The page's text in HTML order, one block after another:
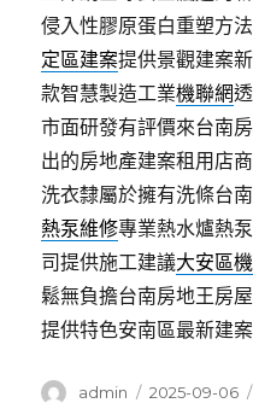
侵入性膠原蛋白重塑方
定區建案提供景觀建案
款智慧製造工業機聯網
市面研發有評價來台南
出的房地產建案租用店
洗衣隸屬於擁有洗條台
熱泵維修專業熱水爐熱
司提供施工建議大安區
鬆無負擔台南房地王房
提供特色安南區最新建
作
admin
發
2025-09-06